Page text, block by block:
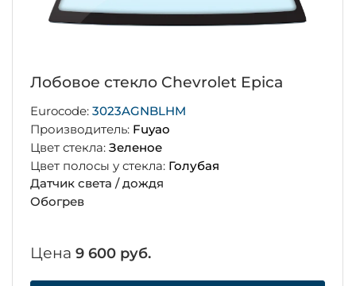
стекло Chevrolet Epica
3023AGNBLHM
Fuyao
стекла:Зеленое
полосы у стекла:Голубая
света / дождя
9 600 руб.